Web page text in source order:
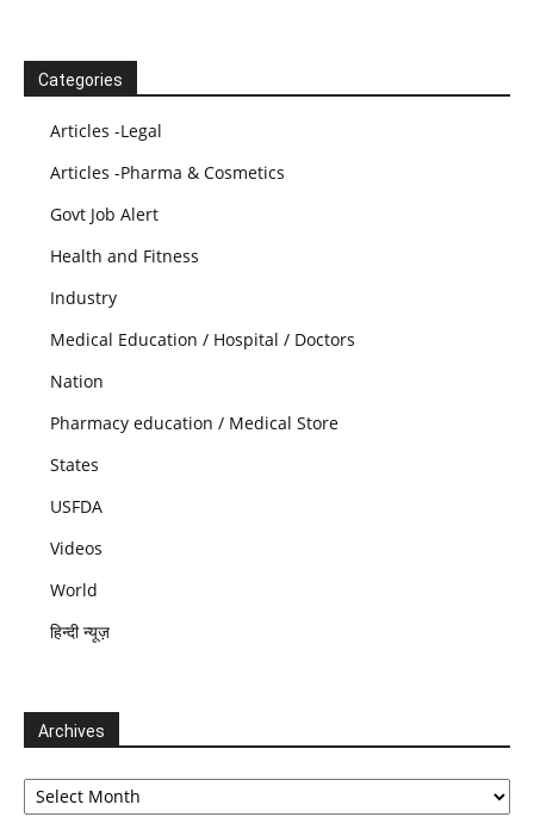
Categories
Articles -Legal
Articles -Pharma & Cosmetics
Govt Job Alert
Health and Fitness
Industry
Medical Education / Hospital / Doctors
Nation
Pharmacy education / Medical Store
States
USFDA
Videos
World
हिन्दी न्यूज़
Archives
Archives